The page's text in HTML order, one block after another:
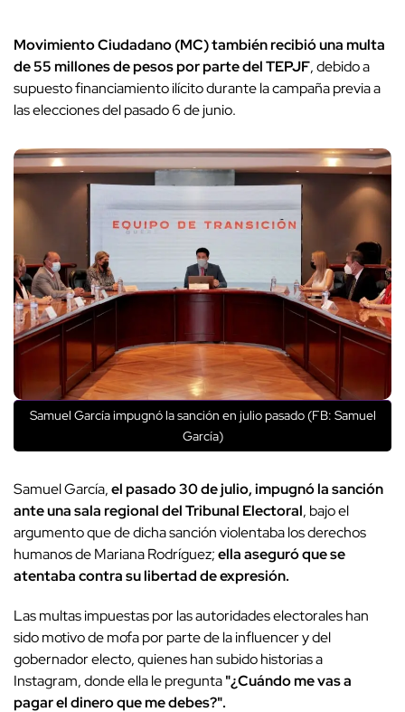
Movimiento Ciudadano (MC) también recibió una multa
de 55 millones de pesos por parte del TEPJF, debido a
supuesto financiamiento ilícito durante la campaña previa a
las elecciones del pasado 6 de junio.
Samuel García impugnó la sanción en julio pasado (FB: Samuel
García)
Samuel García,el pasado 30 de julio, impugnó la sanción
ante una sala regional del Tribunal Electoral, bajo el
argumento que de dicha sanción violentaba los derechos
humanos de Mariana Rodríguez;ella aseguró que se
atentaba contra su libertad de expresión.
Las multas impuestas por las autoridades electorales han
sido motivo de mofa por parte de la influencer y del
gobernador electo, quienes han subido historias a
Instagram, donde ella le pregunta"¿Cuándo me vas a
pagar el dinero que me debes?".